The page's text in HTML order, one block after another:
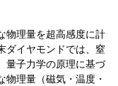
物理量を超高感度に計
ダイヤモンドでは、窒
量子力学の原理に基づ
物理量（磁気・温度・